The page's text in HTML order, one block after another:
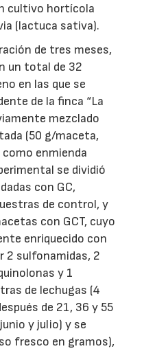
cultivo hortícola
(lactuca sativa).
de tres meses,
un total de 32
en las que se
de la finca “La
mezclado
(50 g/maceta,
enmienda
se dividió
con GC,
de control, y
con GCT, cuyo
enriquecido con
2 sulfonamidas, 2
y 1
de lechugas (4
de 21, 36 y 55
y julio) y se
fresco en gramos),